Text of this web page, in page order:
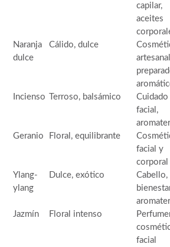
capilar,
aceites
Naranja
dulce
Cálido, dulce
Incienso Terroso, balsámico
Cuidado
facial,
Geranio Floral, equilibrante
facial y
corporal
Ylang-
ylang
Dulce, exótico
Cabello,
Jazmín
Floral intenso
facial